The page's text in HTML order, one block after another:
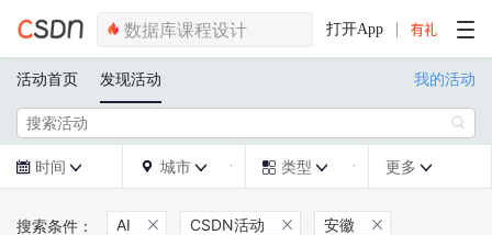
打开App
活动首页 发现活动 我的活动

 时间   城市   类型  更多 
AI  CSDN活动  安徽 